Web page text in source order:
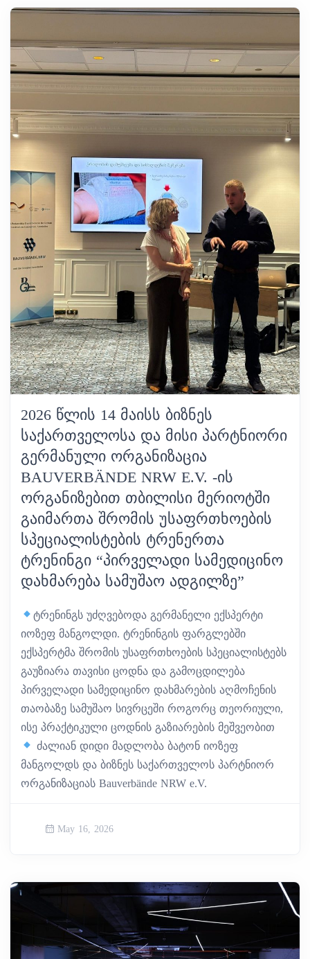
2026 ᲬᲚᲘᲡ 14 ᲛᲐᲘᲡᲡ ᲑᲘᲖᲜᲔᲡ
ᲡᲐᲥᲐᲠᲗᲕᲔᲚᲝᲡᲐ ᲓᲐ ᲛᲘᲡᲘ ᲞᲐᲠᲢᲜᲘᲝᲠᲘ
ᲒᲔᲠᲛᲐᲜᲣᲚᲘ ᲝᲠᲒᲐᲜᲘᲖᲐᲪᲘᲐ
BAUVERBÄNDE NRW E.V. -ᲘᲡ
ᲝᲠᲒᲐᲜᲘᲖᲔᲑᲘᲗ ᲗᲑᲘᲚᲘᲡᲘ ᲛᲔᲠᲘᲝᲢᲨᲘ
ᲒᲐᲘᲛᲐᲠᲗᲐ ᲨᲠᲝᲛᲘᲡ ᲣᲡᲐᲤᲠᲗᲮᲝᲔᲑᲘᲡ
ᲡᲞᲔᲪᲘᲐᲚᲘᲡᲢᲔᲑᲘᲡ ᲢᲠᲔᲜᲔᲠᲗᲐ
ᲢᲠᲔᲜᲘᲜᲒᲘ “ᲞᲘᲠᲕᲔᲚᲐᲓᲘ ᲡᲐᲛᲔᲓᲘᲪᲘᲜᲝ
ᲓᲐᲮᲛᲐᲠᲔᲑᲐ ᲡᲐᲛᲣᲨᲐᲝ ᲐᲓᲒᲘᲚᲖᲔ”
ტრენინგს უძღვებოდა გერმანელი ექსპერტი
იოზეფ მანგოლდი. ტრენინგის ფარგლებში
ექსპერტმა შრომის უსაფრთხოების სპეციალისტებს
გაუზიარა თავისი ცოდნა და გამოცდილება
პირველადი სამედიცინო დახმარების აღმოჩენის
თაობაზე სამუშაო სივრცეში როგორც თეორიული,
ისე პრაქტიკული ცოდნის გაზიარების მეშვეობით
ძალიან დიდი მადლობა ბატონ იოზეფ
მანგოლდს და ბიზნეს საქართველოს პარტნიორ
ორგანიზაციას Bauverbände NRW e.V.
May 16, 2026